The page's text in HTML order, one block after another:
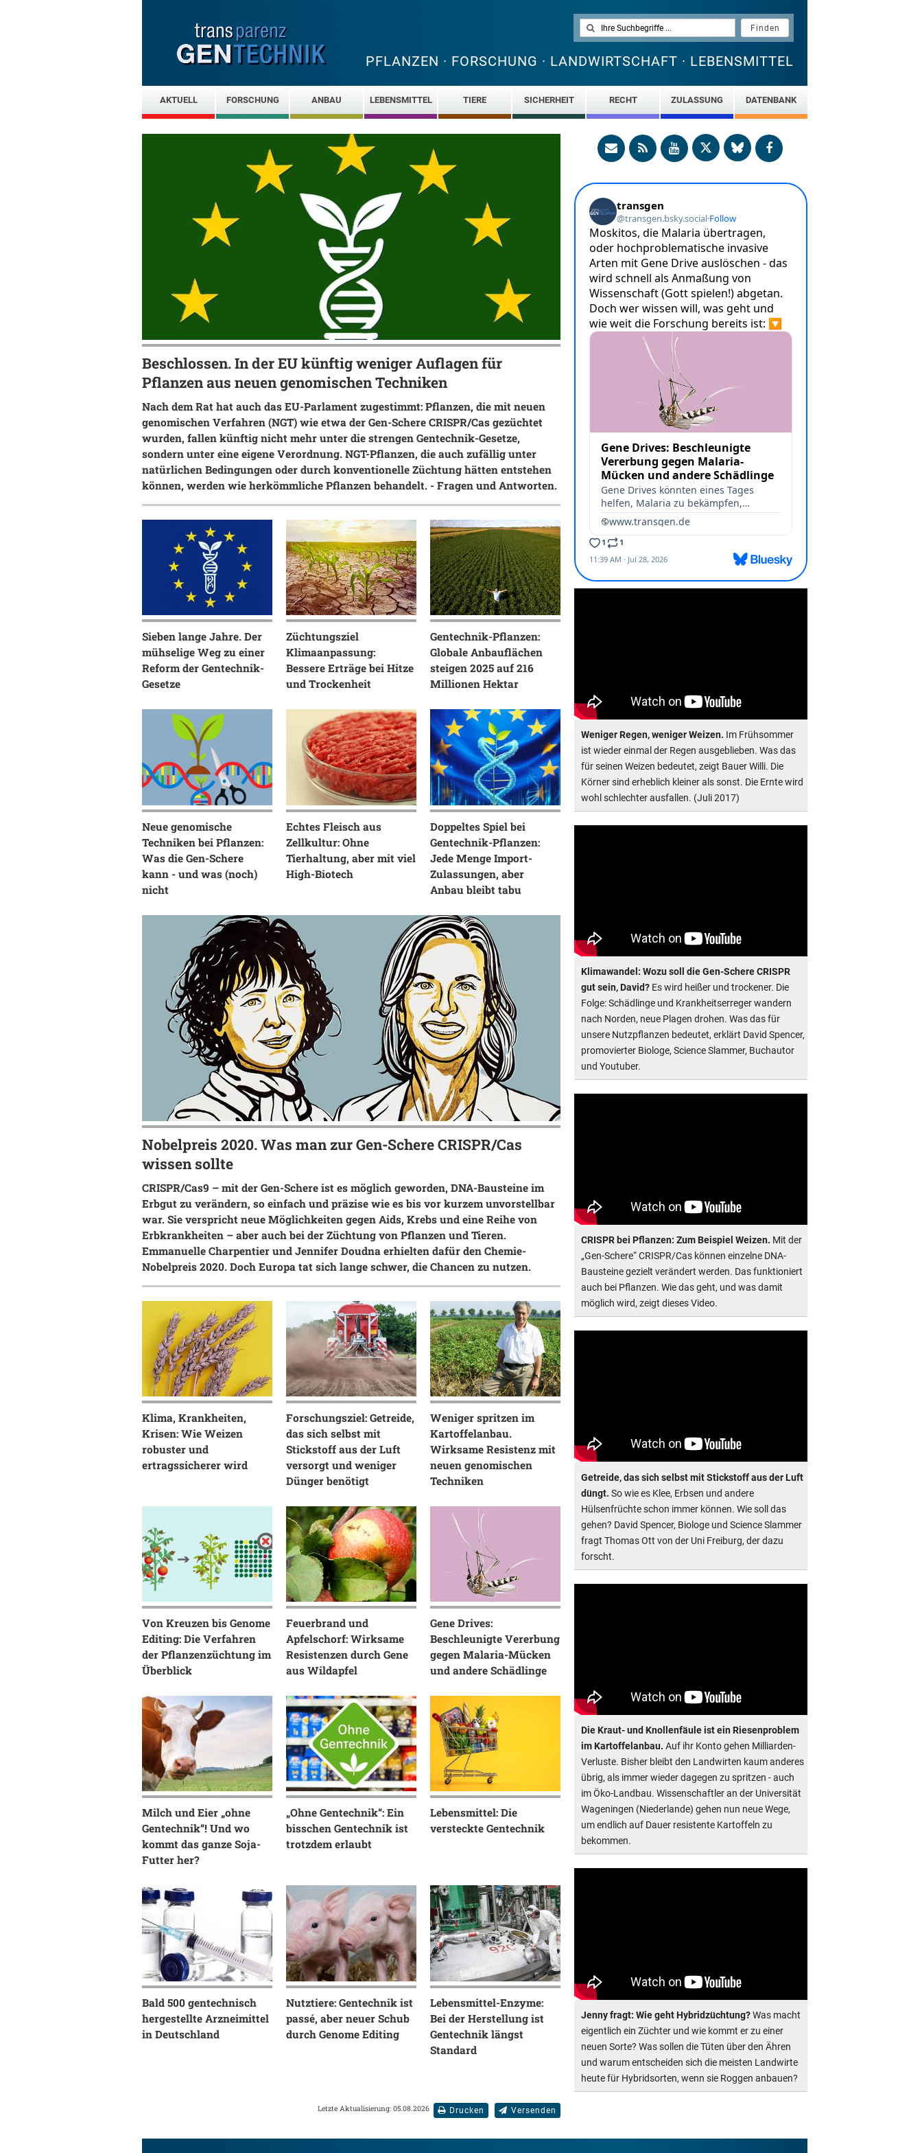
PFLANZEN · FORSCHUNG · LANDWIRTSCHAFT · LEBENSMITTEL
AKTUELL FORSCHUNG ANBAU LEBENSMITTEL TIERE SICHERHEIT RECHT ZULASSUNG DATENBANK
Beschlossen. In der EU künftig weniger Auflagen für
Pflanzen aus neuen genomischen Techniken
Nach dem Rat hat auch das EU-Parlament zugestimmt: Pflanzen, die mit neuen
genomischen Verfahren (NGT) wie etwa der Gen-Schere CRISPR/Cas gezüchtet
wurden, fallen künftig nicht mehr unter die strengen Gentechnik-Gesetze,
sondern unter eine eigene Verordnung. NGT-Pflanzen, die auch zufällig unter
natürlichen Bedingungen oder durch konventionelle Züchtung hätten entstehen
können, werden wie herkömmliche Pflanzen behandelt. - Fragen und Antworten.
Sieben lange Jahre. Der
mühselige Weg zu einer
Reform der Gentechnik-
Gesetze
Züchtungsziel
Klimaanpassung:
Bessere Erträge bei Hitze
und Trockenheit
Gentechnik-Pflanzen:
Globale Anbauflächen
steigen 2025 auf 216
Millionen Hektar
Neue genomische
Techniken bei Pflanzen:
Was die Gen-Schere
kann - und was (noch)
nicht
Echtes Fleisch aus
Zellkultur: Ohne
Tierhaltung, aber mit viel
High-Biotech
Doppeltes Spiel bei
Gentechnik-Pflanzen:
Jede Menge Import-
Zulassungen, aber
Anbau bleibt tabu
Nobelpreis 2020. Was man zur Gen-Schere CRISPR/Cas
wissen sollte
CRISPR/Cas9 – mit der Gen-Schere ist es möglich geworden, DNA-Bausteine im
Erbgut zu verändern, so einfach und präzise wie es bis vor kurzem unvorstellbar
war. Sie verspricht neue Möglichkeiten gegen Aids, Krebs und eine Reihe von
Erbkrankheiten – aber auch bei der Züchtung von Pflanzen und Tieren.
Emmanuelle Charpentier und Jennifer Doudna erhielten dafür den Chemie-
Nobelpreis 2020. Doch Europa tat sich lange schwer, die Chancen zu nutzen.
Klima, Krankheiten,
Krisen: Wie Weizen
robuster und
ertragssicherer wird
Forschungsziel: Getreide,
das sich selbst mit
Stickstoff aus der Luft
versorgt und weniger
Dünger benötigt
Weniger spritzen im
Kartoffelanbau.
Wirksame Resistenz mit
neuen genomischen
Techniken
Von Kreuzen bis Genome
Editing: Die Verfahren
der Pflanzenzüchtung im
Überblick
Feuerbrand und
Apfelschorf: Wirksame
Resistenzen durch Gene
aus Wildapfel
Gene Drives:
Beschleunigte Vererbung
gegen Malaria-Mücken
und andere Schädlinge
Milch und Eier „ohne
Gentechnik“! Und wo
kommt das ganze Soja-
Futter her?
„Ohne Gentechnik“: Ein
bisschen Gentechnik ist
trotzdem erlaubt
Lebensmittel: Die
versteckte Gentechnik
Bald 500 gentechnisch
hergestellte Arzneimittel
in Deutschland
Nutztiere: Gentechnik ist
passé, aber neuer Schub
durch Genome Editing
Lebensmittel-Enzyme:
Bei der Herstellung ist
Gentechnik längst
Standard
Drucken Versenden
Letzte Aktualisierung: 05.08.2026
Weniger Regen, weniger Weizen. Im Frühsommer
ist wieder einmal der Regen ausgeblieben. Was das
für seinen Weizen bedeutet, zeigt Bauer Willi. Die
Körner sind erheblich kleiner als sonst. Die Ernte wird
wohl schlechter ausfallen. (Juli 2017)
Klimawandel: Wozu soll die Gen-Schere CRISPR
gut sein, David? Es wird heißer und trockener. Die
Folge: Schädlinge und Krankheitserreger wandern
nach Norden, neue Plagen drohen. Was das für
unsere Nutzpflanzen bedeutet, erklärt David Spencer,
promovierter Biologe, Science Slammer, Buchautor
und Youtuber.
CRISPR bei Pflanzen: Zum Beispiel Weizen. Mit der
„Gen-Schere“ CRISPR/Cas können einzelne DNA-
Bausteine gezielt verändert werden. Das funktioniert
auch bei Pflanzen. Wie das geht, und was damit
möglich wird, zeigt dieses Video.
Getreide, das sich selbst mit Stickstoff aus der Luft
düngt. So wie es Klee, Erbsen und andere
Hülsenfrüchte schon immer können. Wie soll das
gehen? David Spencer, Biologe und Science Slammer
fragt Thomas Ott von der Uni Freiburg, der dazu
forscht.
Die Kraut- und Knollenfäule ist ein Riesenproblem
im Kartoffelanbau. Auf ihr Konto gehen Milliarden-
Verluste. Bisher bleibt den Landwirten kaum anderes
übrig, als immer wieder dagegen zu spritzen - auch
im Öko-Landbau. Wissenschaftler an der Universität
Wageningen (Niederlande) gehen nun neue Wege,
um endlich auf Dauer resistente Kartoffeln zu
bekommen.
Jenny fragt: Wie geht Hybridzüchtung?Was macht
eigentlich ein Züchter und wie kommt er zu einer
neuen Sorte? Was sollen die Tüten über den Ähren
und warum entscheiden sich die meisten Landwirte
heute für Hybridsorten, wenn sie Roggen anbauen?